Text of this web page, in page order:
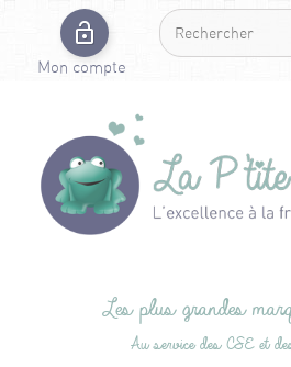
Mon compte
Les plus grandes
Au service des CSE et